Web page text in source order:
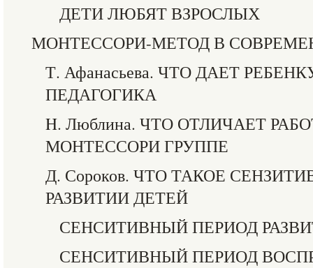
ДЕТИ ЛЮБЯТ ВЗРОСЛЫХ
МОНТЕССОРИ-МЕТОД В
Т. Афанасьева. ЧТО ДАЕТ
ПЕДАГОГИКА
H. Люблина. ЧТО ОТЛИЧАЕТ
МОНТЕССОРИ ГРУППЕ
Д. Сороков. ЧТО ТАКОЕ
РАЗВИТИИ ДЕТЕЙ
СЕНСИТИВНЫЙ ПЕРИОД
СЕНСИТИВНЫЙ ПЕРИОД